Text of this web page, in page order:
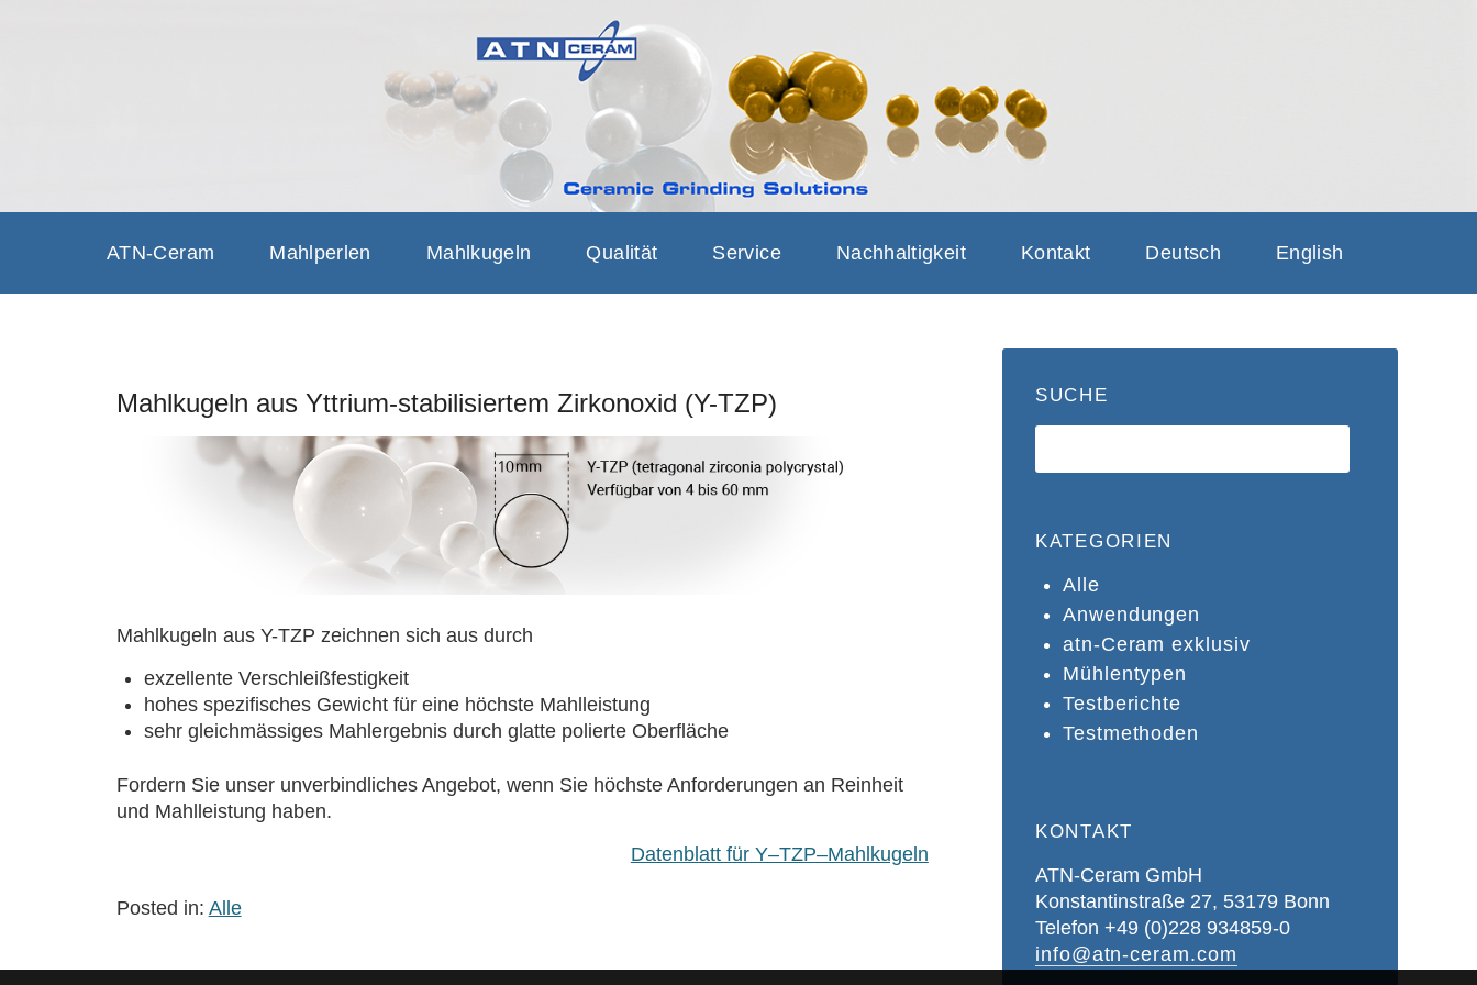
ATN-CERAM CERAMIC GRINDING
SOLUTIONS
GRINDING SOLUTIONS, GRINDING BEADS, GRINDING SAFETY
ATN-Ceram Mahlperlen Mahlkugeln Qualität Service Nachhaltigkeit Kontakt Deutsch English
Mahlkugeln aus Yttrium-stabilisiertem Zirkonoxid (Y-TZP)
Mahlkugeln aus Y-TZP zeichnen sich aus durch
exzellente Verschleißfestigkeit
hohes spezifisches Gewicht für eine höchste Mahlleistung
sehr gleichmässiges Mahlergebnis durch glatte polierte Oberfläche
Fordern Sie unser unverbindliches Angebot, wenn Sie höchste Anforderungen an Reinheit
und Mahlleistung haben.
Datenblatt für Y–TZP–Mahlkugeln
Posted in: Alle
SUCHE
KATEGORIEN
Alle
Anwendungen
atn-Ceram exklusiv
Mühlentypen
Testberichte
Testmethoden
KONTAKT
ATN-Ceram GmbH
Konstantinstraße 27, 53179 Bonn
Telefon +49 (0)228 934859-0
info@atn-ceram.com